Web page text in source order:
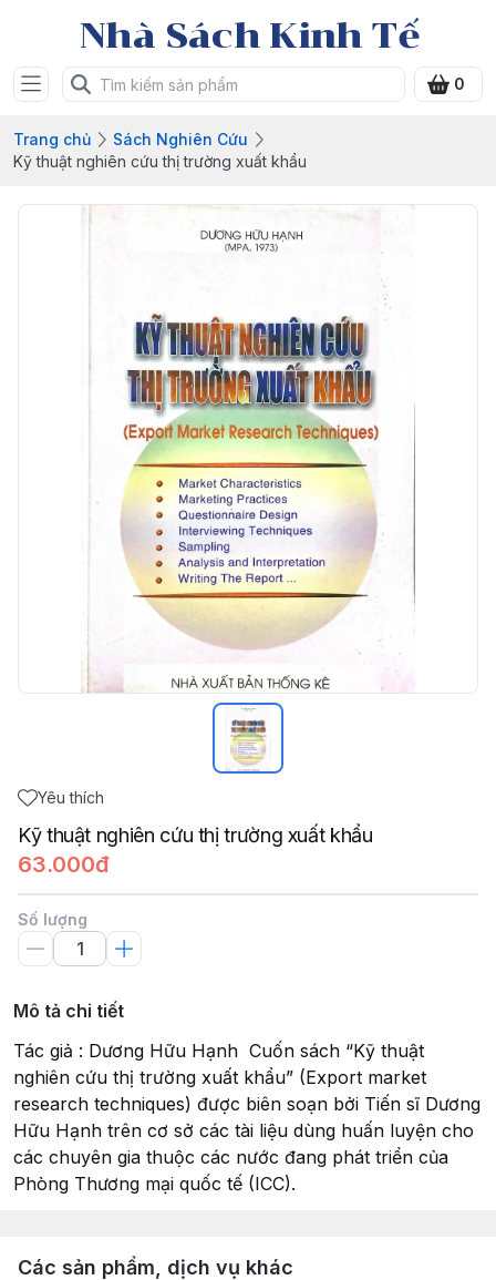
Nhà Sách Kinh Tế
0
Trang chủ
Sách Nghiên Cứu
Kỹ thuật nghiên cứu thị trường xuất khẩu
Yêu thích
Kỹ thuật nghiên cứu thị trường xuất khẩu
63.000đ
Số lượng
Mô tả chi tiết
Tác giả : Dương Hữu Hạnh Cuốn sách “Kỹ thuật
nghiên cứu thị trường xuất khẩu” (Export market
research techniques) được biên soạn bởi Tiến sĩ Dương
Hữu Hạnh trên cơ sở các tài liệu dùng huấn luyện cho
các chuyên gia thuộc các nước đang phát triển của
Phòng Thương mại quốc tế (ICC).
Các sản phẩm, dịch vụ khác